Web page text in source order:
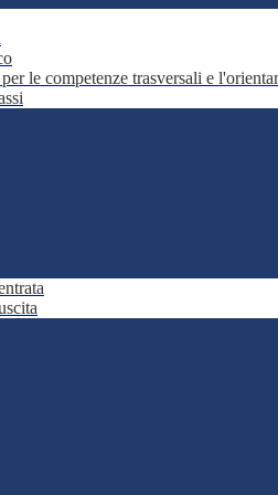
le competenze trasversali e